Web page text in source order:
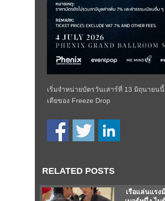
เริ่มจำหน่ายบัตรวันเสาร์ที่ 13 มิถุนายน
เดียของ Freeze Drop
RELATED POSTS
เรือแล่นแรง